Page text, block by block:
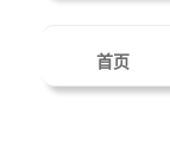
首页